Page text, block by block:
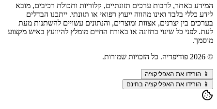
המידע באתר, לרבות ערכים תזונתיים, קלוריות ותכולת רכיבים, מובא
לידע כללי בלבד ואינו מהווה ייעוץ רפואי או תזונתי. ייתכנו הבדלים
בערכים בין יצרנים, אצוות ומוצרים, והנתונים עשויים להשתנות מעת
לעת. לפני כל שינוי בתזונה או באורח החיים מומלץ להיוועץ באיש מקצוע
מוסמך.
©
2026 פודיפדיה. כל הזכויות שמורות.
📱 הורידו את האפליקציה
📱 הורידו את האפליקציה בחינם